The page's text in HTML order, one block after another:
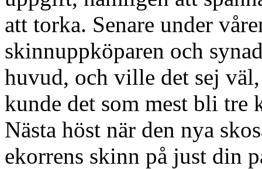
att torka. Senare under
skinnuppköparen och
huvud, och ville det sej
kunde det som mest bli
Nästa höst när den nya
ekorrens skinn på just din